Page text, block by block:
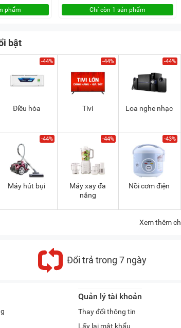
phẩm Chỉ còn 1 sản phẩm
bật
-44%
Điều hòa
-44%
Tivi
-44%
Loa nghe nhạc
-44%
Máy hút bụi
-44%
Máy xay đa
năng
-43%
Nồi cơm điện
Xem thêm
Đổi trả trong 7 ngày
Quản lý tài khoản
Thay đổi thông tin
Lấy lại mật khẩu